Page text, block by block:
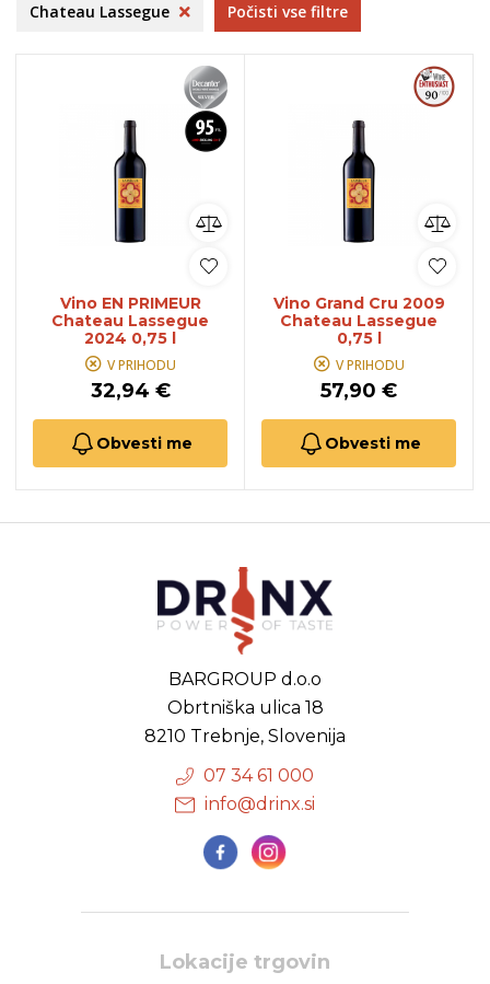
Chateau Lassegue Počisti vse filtre
Vino EN PRIMEUR
Chateau Lassegue
2024 0,75 l
V PRIHODU
32,94 €
Obvesti me
Vino Grand Cru 2009
Chateau Lassegue
0,75 l
V PRIHODU
57,90 €
Obvesti me
BARGROUP d.o.o
Obrtniška ulica 18
8210 Trebnje, Slovenija
07 34 61 000
info@drinx.si
Lokacije trgovin